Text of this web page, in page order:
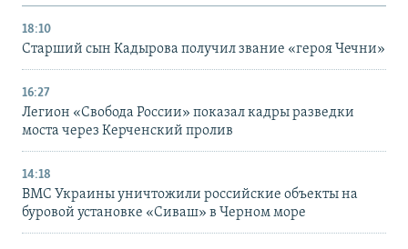
18:10
Старший сын Кадырова получил звание «героя Чечни»
16:27
Легион «Свобода России» показал кадры разведки
моста через Керченский пролив
14:18
ВМС Украины уничтожили российские объекты на
буровой установке «Сиваш» в Черном море